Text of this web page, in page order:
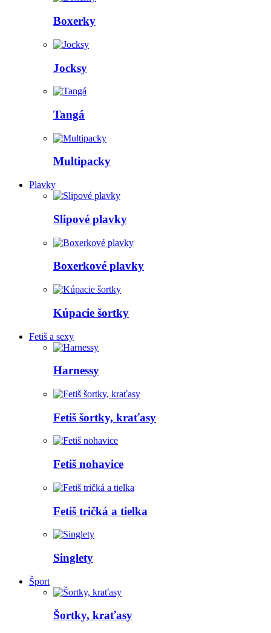
Boxerky
Jocksy
Tangá
Multipacky
Plavky
Slipové plavky
Boxerkové plavky
Kúpacie šortky
Fetiš a sexy
Harnessy
Fetiš šortky, kraťasy
Fetiš nohavice
Fetiš tričká a tielka
Singlety
Šport
Šortky, kraťasy